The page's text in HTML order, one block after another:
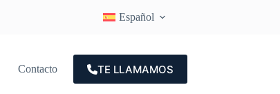
Español
Contacto TE LLAMAMOS